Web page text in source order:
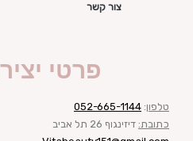
צור קשר
פרטי
טלפון:
052-665-1144
כתובת: דיזינגוף 26 תל אביב